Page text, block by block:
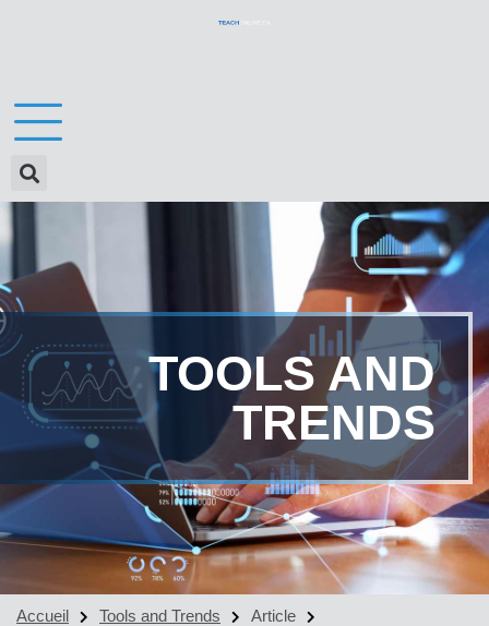
TOOLS AND
TRENDS
Accueil Tools and Trends
Article